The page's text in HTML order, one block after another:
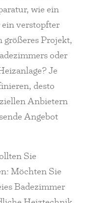
wie ein
verstopfter
größeres Projekt,
oder
Je
desto
Anbietern
Angebot
Sie
Möchten Sie
Badezimmer